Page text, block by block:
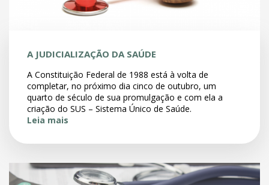
A JUDICIALIZAÇÃO DA SAÚDE
A Constituição Federal de 1988 está à volta de
completar, no próximo dia cinco de outubro, um
quarto de século de sua promulgação e com ela a
criação do SUS – Sistema Único de Saúde.
Leia mais